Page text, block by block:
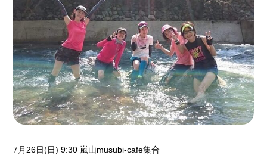
7月26日(日) 9:30 嵐山musubi-cafe集合